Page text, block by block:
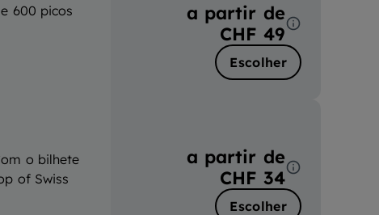
600 picos
a partir de
CHF 49
Escolher
o bilhete
of Swiss
a partir de
CHF 34
Escolher